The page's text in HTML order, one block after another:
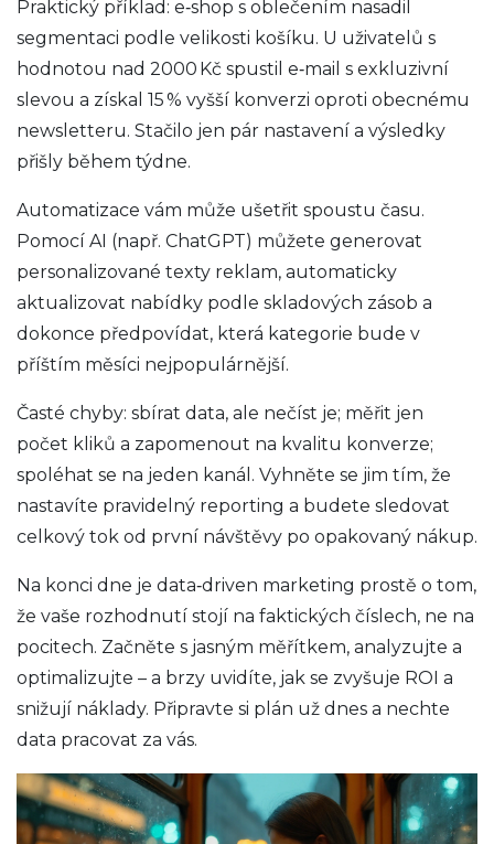
Praktický příklad: e‑shop s oblečením nasadil
segmentaci podle velikosti košíku. U uživatelů s
hodnotou nad 2000 Kč spustil e‑mail s exkluzivní
slevou a získal 15 % vyšší konverzi oproti obecnému
newsletteru. Stačilo jen pár nastavení a výsledky
přišly během týdne.
Automatizace vám může ušetřit spoustu času.
Pomocí AI (např. ChatGPT) můžete generovat
personalizované texty reklam, automaticky
aktualizovat nabídky podle skladových zásob a
dokonce předpovídat, která kategorie bude v
příštím měsíci nejpopulárnější.
Časté chyby: sbírat data, ale nečíst je; měřit jen
počet kliků a zapomenout na kvalitu konverze;
spoléhat se na jeden kanál. Vyhněte se jim tím, že
nastavíte pravidelný reporting a budete sledovat
celkový tok od první návštěvy po opakovaný nákup.
Na konci dne je data‑driven marketing prostě o tom,
že vaše rozhodnutí stojí na faktických číslech, ne na
pocitech. Začněte s jasným měřítkem, analyzujte a
optimalizujte – a brzy uvidíte, jak se zvyšuje ROI a
snižují náklady. Připravte si plán už dnes a nechte
data pracovat za vás.